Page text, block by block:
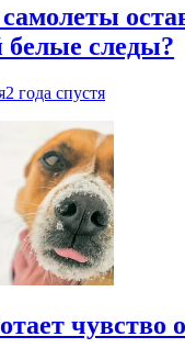
белые следы?
2 года спустя
чувство